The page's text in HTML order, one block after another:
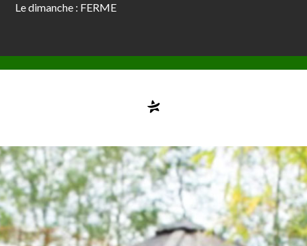
Le dimanche : FERME